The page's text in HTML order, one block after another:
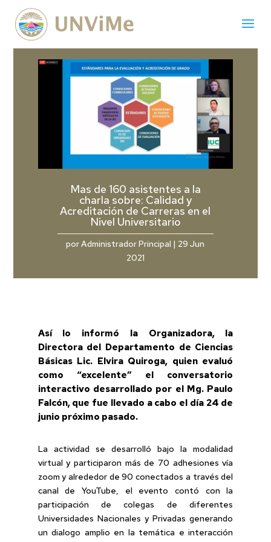
Mas de 160 asistentes a la
charla sobre: Calidad y
Acreditación de Carreras en el
Nivel Universitario
porAdministrador Principal | 29 Jun
2021
Así lo informó la Organizadora, la
Directora del Departamento de Ciencias
Básicas Lic. Elvira Quiroga, quien evaluó
como “excelente” el conversatorio
interactivo desarrollado por el Mg. Paulo
Falcón, que fue llevado a cabo el día 24 de
junio próximo pasado.
La actividad se desarrolló bajo la modalidad
virtual y participaron más de 70 adhesiones vía
zoom y alrededor de 90 conectados a través del
canal de YouTube, el evento contó con la
participación de colegas de diferentes
Universidades Nacionales y Privadas generando
un dialogo amplio en la temática e interacción